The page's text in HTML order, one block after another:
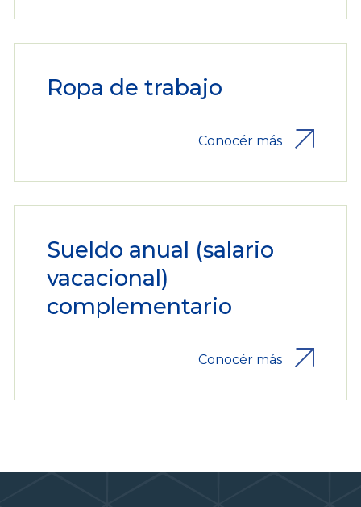
Ropa de trabajo
Conocér más
Sueldo anual (salario
vacacional)
complementario
Conocér más